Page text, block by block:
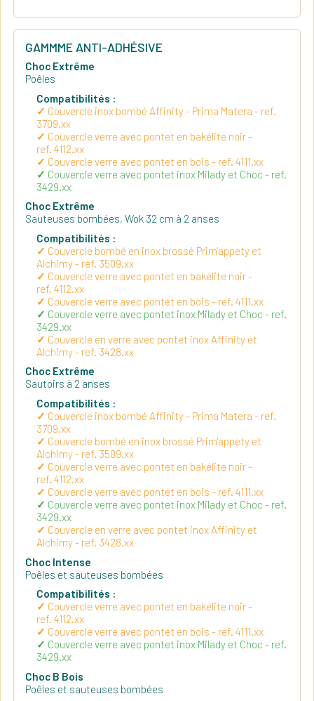
GAMMME ANTI-ADHÉSIVE
Choc Extrême
Poêles
Compatibilités :
Couvercle inox bombé Affinity - Prima Matera - ref.
3709.xx
Couvercle verre avec pontet en bakélite noir -
ref. 4112.xx
Couvercle verre avec pontet en bois - ref. 4111.xx
Couvercle verre avec pontet inox Milady et Choc - ref.
3429.xx
Choc Extrême
Sauteuses bombées, Wok 32 cm à 2 anses
Compatibilités :
Couvercle bombé en inox brossé Prim'appety et
Alchimy - ref. 3509.xx
Couvercle verre avec pontet en bakélite noir -
ref. 4112.xx
Couvercle verre avec pontet en bois - ref. 4111.xx
Couvercle verre avec pontet inox Milady et Choc - ref.
3429.xx
Couvercle en verre avec pontet inox Affinity et
Alchimy - ref. 3428.xx
Choc Extrême
Sautoirs à 2 anses
Compatibilités :
Couvercle inox bombé Affinity - Prima Matera - ref.
3709.xx
Couvercle bombé en inox brossé Prim'appety et
Alchimy - ref. 3509.xx
Couvercle verre avec pontet en bakélite noir -
ref. 4112.xx
Couvercle verre avec pontet en bois - ref. 4111.xx
Couvercle verre avec pontet inox Milady et Choc - ref.
3429.xx
Couvercle en verre avec pontet inox Affinity et
Alchimy - ref. 3428.xx
Choc Intense
Poêles et sauteuses bombées
Compatibilités :
Couvercle verre avec pontet en bakélite noir -
ref. 4112.xx
Couvercle verre avec pontet en bois - ref. 4111.xx
Couvercle verre avec pontet inox Milady et Choc - ref.
3429.xx
Choc B Bois
Poêles et sauteuses bombées